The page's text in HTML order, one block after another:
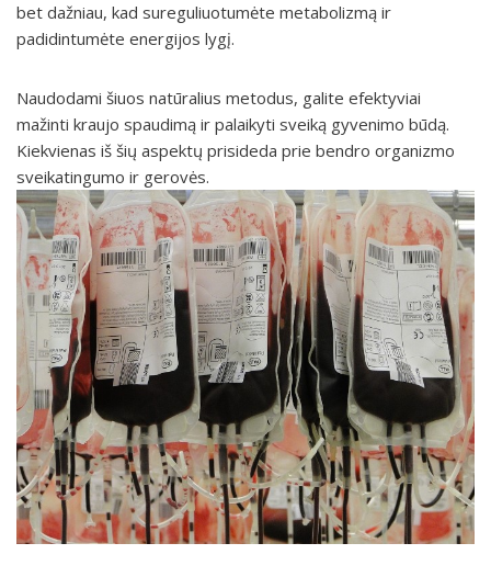
bet dažniau, kad sureguliuotumėte metabolizmą ir
padidintumėte energijos lygį.
Naudodami šiuos natūralius metodus, galite efektyviai
mažinti kraujo spaudimą ir palaikyti sveiką gyvenimo būdą.
Kiekvienas iš šių aspektų prisideda prie bendro organizmo
sveikatingumo ir gerovės.